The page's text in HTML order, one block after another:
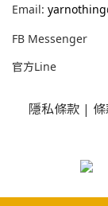
Email:
FB Messenger
官方Line
隱私條款 |